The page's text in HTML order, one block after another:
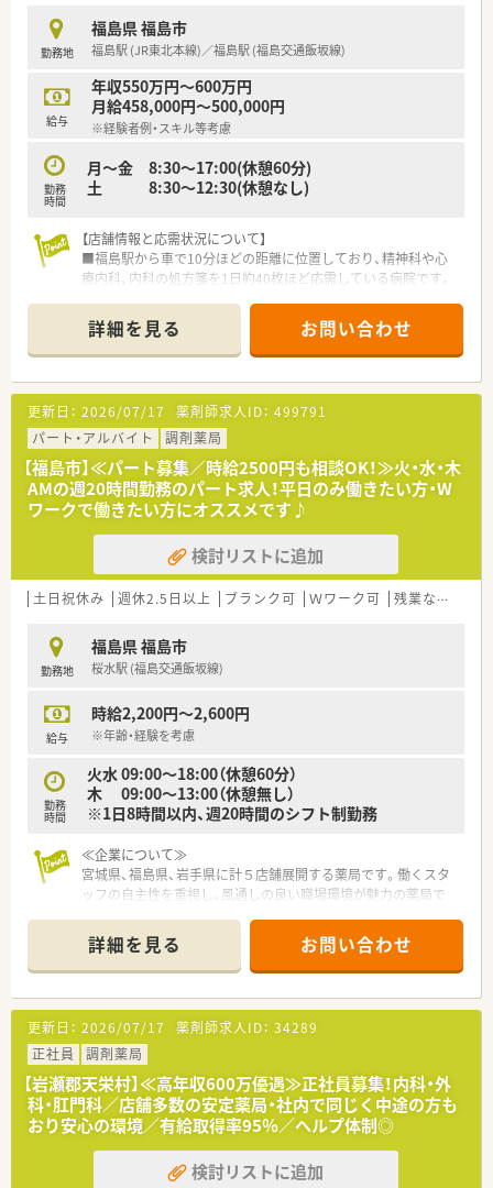
■入院から外来まで一貫した質の高い医療サービスを提供し続
けています。
■職員が長く安心して働ける環境づくりに注力しており、60歳
以上のベテラン薬剤師様の採用についても相談が可能です。
勤務地
福島県 福島市
福島駅 (JR東北本線)／福島駅 (福島交通飯坂線)
給与
年収550万円～600万円
月給458,000円～500,000円
※経験者例・スキル等考慮
勤務
時間
月～金 8:30～17:00(休憩60分)
土 8:30～12:30(休憩なし)
【店舗情報と応需状況について】
■福島駅から車で10分ほどの距離に位置しており、精神科や心
療内科、内科の処方箋を1日約40枚ほど応需している病院です。
が2名在籍しており、円滑に業務を回せる体制が整っています。
■医薬品の採用品目数は約800品目となっており、主に院内処方
や入院患者様への調剤業務を中心に地域の医療を支えていま
す。
【募集背景と求める人物像について】
■常勤薬剤師の退職に伴う欠員補充のため、すぐにでも勤務を開
始できる実務経験のある方を急募しております。
■精神科医療に興味があり、周囲のスタッフと協力しながら円滑
にコミュニケーションを図れる経験豊富な方を求めています。
■17時の定時退社を遵守しつつ、責任感を持って日々の調剤業務
や服薬指導に取り組んでいただける方を募集しています。
【法人特徴について】
■福島県福島市にて精神科や心療内科に特化した医療を提供し
す。
■長年にわたり地域医療に貢献してきた実績があり、患者様一人
ひとりに寄り添った温かい医療サービスを追求している法人で
■職員が長く安心して働ける環境づくりに注力しており、福利厚
生の充実やワークライフバランスの向上に取り組んでいます。
詳細を見る お問い合わせ
更新日： 2026/07/17 薬剤師求人ID： 499791
パート・アルバイト
調剤薬局
【福島市】≪パート募集／時給2500円も相談OK！≫火・水・木
AMの週20時間勤務のパート求人！平日のみ働きたい方・W
ワークで働きたい方にオススメです♪
検討リストに追加
土日祝休み 週休2.5日以上 ブランク可 Ｗワーク可 残業なし(ほぼなし含む)
勤務地
福島県 福島市
桜水駅 (福島交通飯坂線)
給与
時給2,200円～2,600円
※年齢・経験を考慮
勤務
時間
火水 09:00～18:00（休憩60分）
木 09:00～13:00（休憩無し）
※1日8時間以内、週20時間のシフト制勤務
≪企業について≫
宮城県、福島県、岩手県に計５店舗展開する薬局です。働くスタ
ッフの自主性を重視し、風通しの良い職場環境が魅力の薬局で
門前クリニックの処方をメインに、在宅への展開も少しずつ進め
ています。
詳細を見る お問い合わせ
更新日： 2026/07/17 薬剤師求人ID： 34289
正社員
調剤薬局
【岩瀬郡天栄村】≪高年収600万優遇≫正社員募集！内科・外
科・肛門科／店舗多数の安定薬局・社内で同じく中途の方も
おり安心の環境／有給取得率95％／ヘルプ体制◎
検討リストに追加